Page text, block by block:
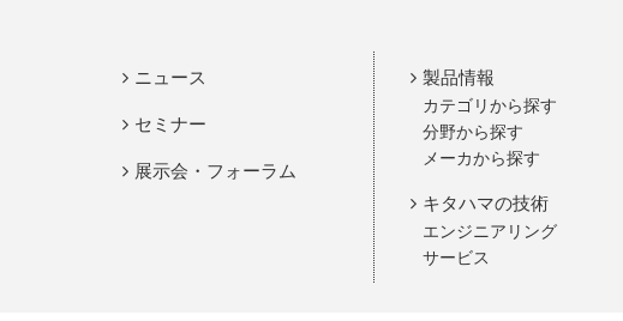
ニュース
セミナー
展示会・フォーラム
製品情報
カテゴリから探す
分野から探す
メーカから探す
キタハマの技術
エンジニアリング
サービス